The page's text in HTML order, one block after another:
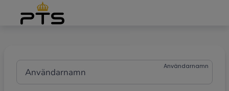
Grade
Portal
Användarnamn